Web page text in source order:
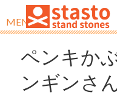
ペンキか
ンギンさ
MENU